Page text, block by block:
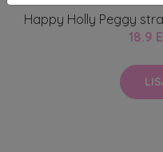
Happy Holly Peggy
18.9